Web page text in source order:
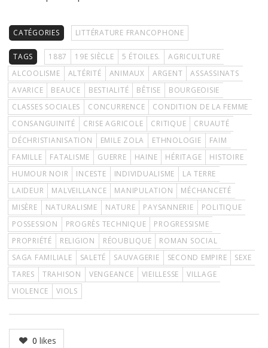
CATÉGORIES LITTÉRATURE FRANCOPHONE
TAGS 1887 19E SIÈCLE 5 ÉTOILES.
AGRICULTURE
ALCOOLISME
ALTÉRITÉ ANIMAUX ARGENT
ASSASSINATS
AVARICE
BEAUCE BESTIALITÉ BÊTISE
BOURGEOISIE
CLASSES SOCIALES
CONCURRENCE
CONDITION DE LA FEMME
CONSANGUINITÉ
CRISE AGRICOLE CRITIQUE
CRUAUTÉ
DÉCHRISTIANISATION
EMILE ZOLA ETHNOLOGIE
FAIM
FAMILLE
FATALISME GUERRE HAINE HÉRITAGE
HISTOIRE
HUMOUR NOIR
INCESTE INDIVIDUALISME
LA TERRE
LAIDEUR
MALVEILLANCE MANIPULATION
MÉCHANCETÉ
MISÈRE
NATURALISME NATURE PAYSANNERIE
POLITIQUE
POSSESSION
PROGRÈS TECHNIQUE
PROGRESSISME
PROPRIÉTÉ
RELIGION RÉOUBLIQUE
ROMAN SOCIAL
SAGA FAMILIALE
SALETÉ SAUVAGERIE SECOND EMPIRE
SEXE
TARES
TRAHISON VENGEANCE VIEILLESSE
VILLAGE
VIOLENCE
VIOLS
0 likes